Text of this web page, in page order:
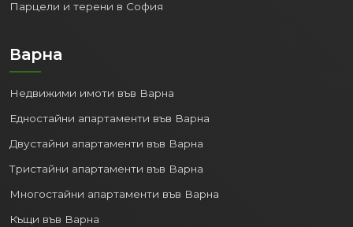
Парцели и терени в София
Варна
Недвижими имоти във Варна
Едностайни апартаменти във Варна
Двустайни апартаменти във Варна
Тристайни апартаменти във Варна
Многостайни апартаменти във Варна
Къщи във Варна